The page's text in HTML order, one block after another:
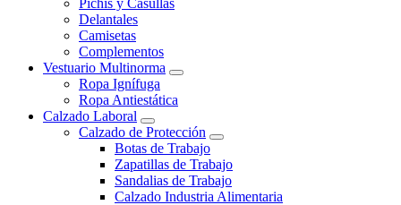
Pichis y Casullas
Delantales
Camisetas
Complementos
Vestuario Multinorma
Ropa Ignífuga
Ropa Antiestática
Calzado Laboral
Calzado de Protección
Botas de Trabajo
Zapatillas de Trabajo
Sandalias de Trabajo
Calzado Industria Alimentaria